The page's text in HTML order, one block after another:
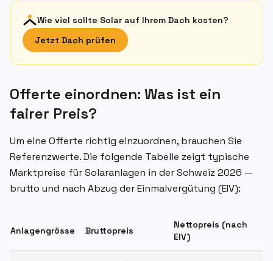
Wie viel sollte Solar auf Ihrem Dach kosten?
Jetzt Dach prüfen
Offerte einordnen: Was ist ein
fairer Preis?
Um eine Offerte richtig einzuordnen, brauchen Sie
Referenzwerte. Die folgende Tabelle zeigt typische
Marktpreise für Solaranlagen in der Schweiz 2026 —
brutto und nach Abzug der Einmalvergütung (EIV):
Anlagengrösse Bruttopreis
Nettopreis (nach
EIV)